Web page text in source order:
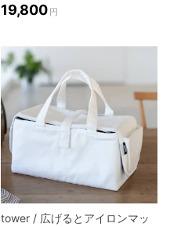
19,800 円
tower / 広げるとアイロンマッ